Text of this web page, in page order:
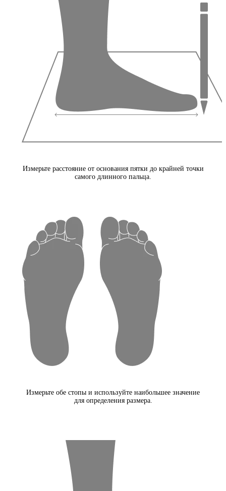
Измерьте расстояние от основания пятки до крайней точки
самого длинного пальца.
Измерьте обе стопы и используйте наибольшее значение
для определения размера.